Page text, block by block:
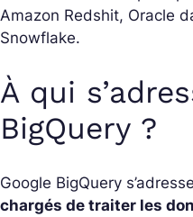
Amazon Redshit, Oracle
Snowflake.
À qui
BigQuery ?
Google BigQuery
chargés de traiter les